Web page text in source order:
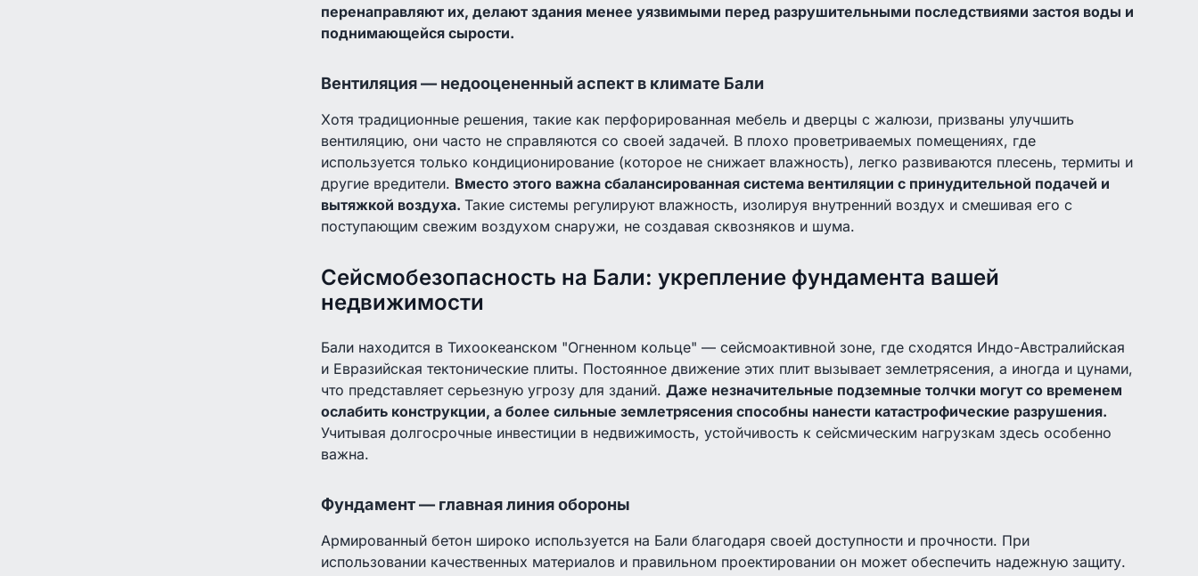
перенаправляют их, делают здания менее уязвимыми перед разрушительными последствиями застоя воды и
поднимающейся сырости.
Вентиляция — недооцененный аспект в климате Бали
Хотя традиционные решения, такие как перфорированная мебель и дверцы с жалюзи, призваны улучшить
вентиляцию, они часто не справляются со своей задачей. В плохо проветриваемых помещениях, где
используется только кондиционирование (которое не снижает влажность), легко развиваются плесень, термиты и
другие вредители. Вместо этого важна сбалансированная система вентиляции с принудительной подачей и
вытяжкой воздуха. Такие системы регулируют влажность, изолируя внутренний воздух и смешивая его с
поступающим свежим воздухом снаружи, не создавая сквозняков и шума.
Сейсмобезопасность на Бали: укрепление фундамента вашей
недвижимости
Бали находится в Тихоокеанском "Огненном кольце" — сейсмоактивной зоне, где сходятся Индо-Австралийская
и Евразийская тектонические плиты. Постоянное движение этих плит вызывает землетрясения, а иногда и цунами,
что представляет серьезную угрозу для зданий. Даже незначительные подземные толчки могут со временем
ослабить конструкции, а более сильные землетрясения способны нанести катастрофические разрушения.
Учитывая долгосрочные инвестиции в недвижимость, устойчивость к сейсмическим нагрузкам здесь особенно
важна.
Фундамент — главная линия обороны
Армированный бетон широко используется на Бали благодаря своей доступности и прочности. При
использовании качественных материалов и правильном проектировании он может обеспечить надежную защиту.